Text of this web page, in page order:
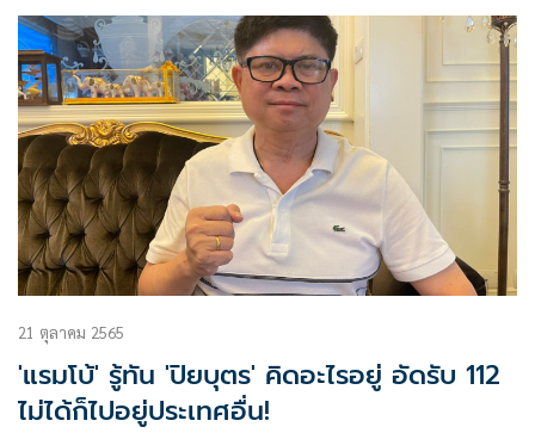
ประยุทธ์ แสดงให้เห็นว่าที่ผ่านมานายกฯ ทำหน้าที่ได้ดี เชื่อว่า
ไม่ใช่เฉพาะภาคใต้ คนภาคอื่นก็ไว้วางใจเช่นกัน
21 ตุลาคม 2565
'แรมโบ้' รู้ทัน 'ปิยบุตร' คิดอะไรอยู่ อัดรับ 112
ไม่ได้ก็ไปอยู่ประเทศอื่น!